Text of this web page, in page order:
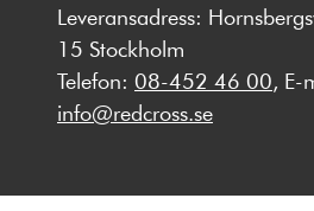
Leveransadress:
15 Stockholm
Telefon: 08-452 46 00, E-
info@redcross.se